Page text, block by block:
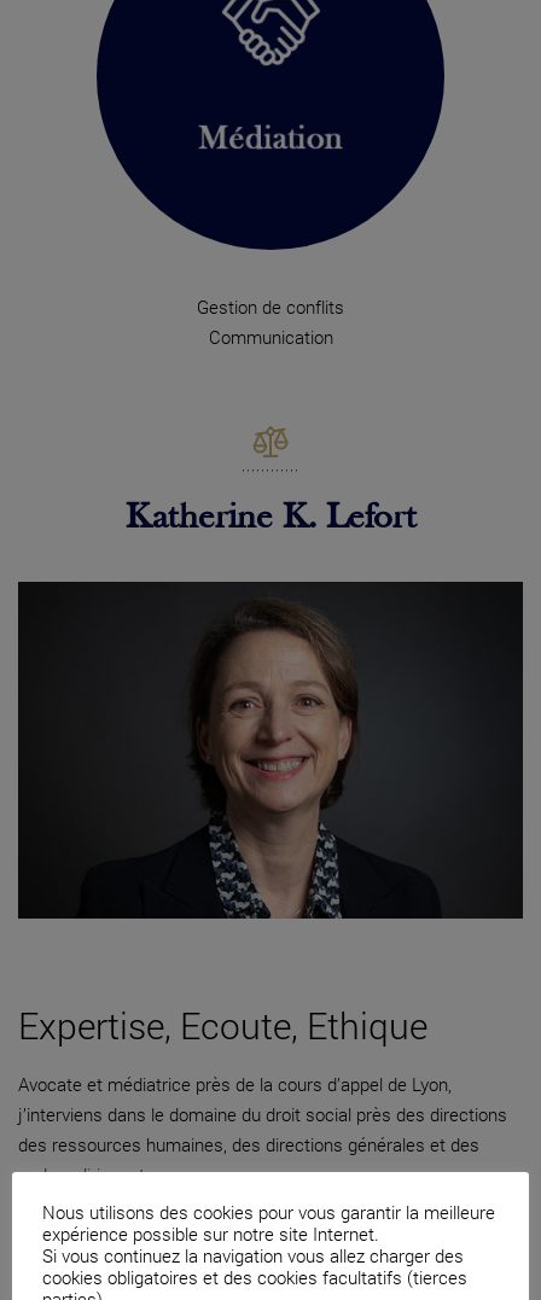
Gestion de conflits
Communication
Katherine K. Lefort
Expertise, Ecoute, Ethique
Avocate et médiatrice près de la cours d’appel de Lyon,
j’interviens dans le domaine du droit social près des directions
des ressources humaines, des directions générales et des
cadres dirigeants.
04 82 53 71 51
Contacter par mail
Nous utilisons des cookies pour vous garantir la meilleure
expérience possible sur notre site Internet.
Si vous continuez la navigation vous allez charger des
cookies obligatoires et des cookies facultatifs (tierces